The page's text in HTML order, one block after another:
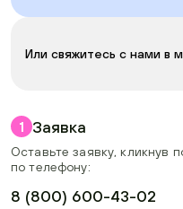
Или свяжитесь с нами в
1 Заявка
Оставьте заявку, кликнув
по телефону:
8 (800) 600-43-02